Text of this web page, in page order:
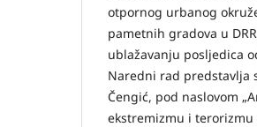
otpornog urbanog
pametnih gradova u
ublažavanju posljedica
Naredni rad predstavlja
Čengić, pod naslovom
ekstremizmu i